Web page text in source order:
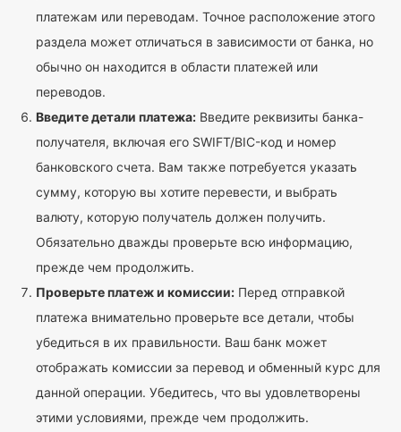
платежам или переводам. Точное расположение этого
раздела может отличаться в зависимости от банка, но
обычно он находится в области платежей или
переводов.
Введите детали платежа: Введите реквизиты банка-
получателя, включая его SWIFT/BIC-код и номер
банковского счета. Вам также потребуется указать
сумму, которую вы хотите перевести, и выбрать
валюту, которую получатель должен получить.
Обязательно дважды проверьте всю информацию,
прежде чем продолжить.
Проверьте платеж и комиссии: Перед отправкой
платежа внимательно проверьте все детали, чтобы
убедиться в их правильности. Ваш банк может
отображать комиссии за перевод и обменный курс для
данной операции. Убедитесь, что вы удовлетворены
этими условиями, прежде чем продолжить.